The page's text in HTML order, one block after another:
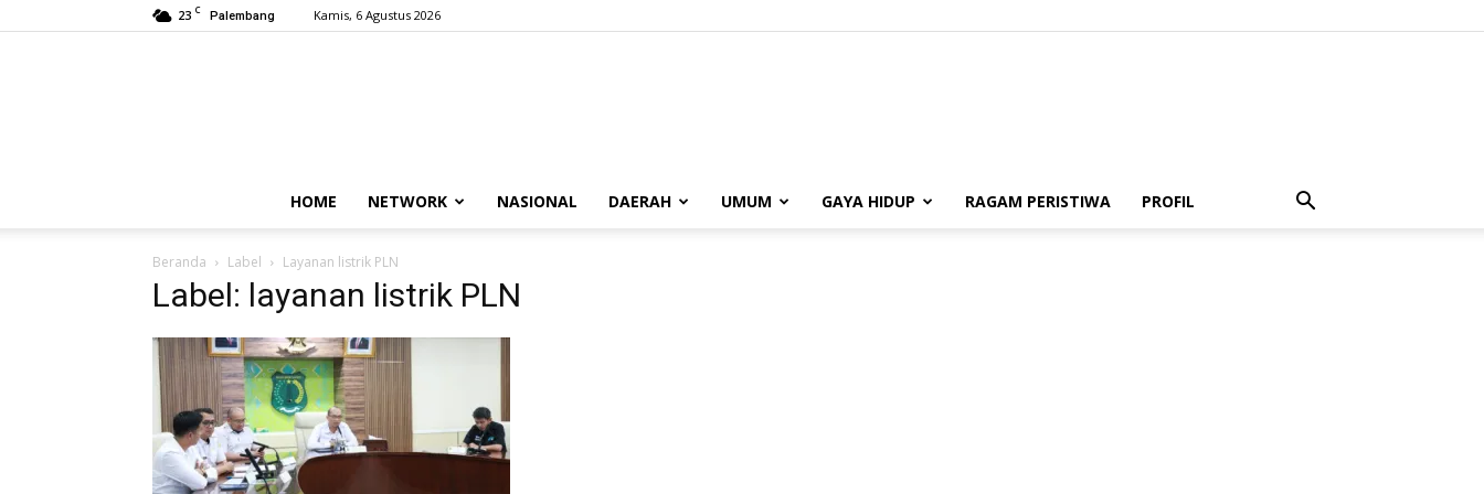
23 C Palembang Kamis, 6 Agustus 2026
HOME NETWORK NASIONAL DAERAH UMUM GAYA HIDUP RAGAM PERISTIWA PROFIL
Beranda Label Layanan listrik PLN
Label: layanan listrik PLN